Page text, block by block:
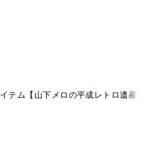
ム【山下メロの平成レトロ遺産